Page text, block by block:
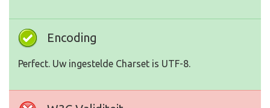
Encoding
Perfect. Uw ingestelde Charset is UTF-8.